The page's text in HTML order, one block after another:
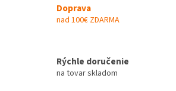
Doprava
nad 100€ ZDARMA
Rýchle doručenie
na tovar skladom